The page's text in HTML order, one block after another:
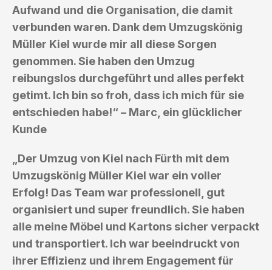
Aufwand und die Organisation, die damit
verbunden waren. Dank dem Umzugskönig
Müller Kiel wurde mir all diese Sorgen
genommen. Sie haben den Umzug
reibungslos durchgeführt und alles perfekt
getimt. Ich bin so froh, dass ich mich für sie
entschieden habe!“ – Marc, ein glücklicher
Kunde
„Der Umzug von Kiel nach Fürth mit dem
Umzugskönig Müller Kiel war ein voller
Erfolg! Das Team war professionell, gut
organisiert und super freundlich. Sie haben
alle meine Möbel und Kartons sicher verpackt
und transportiert. Ich war beeindruckt von
ihrer Effizienz und ihrem Engagement für